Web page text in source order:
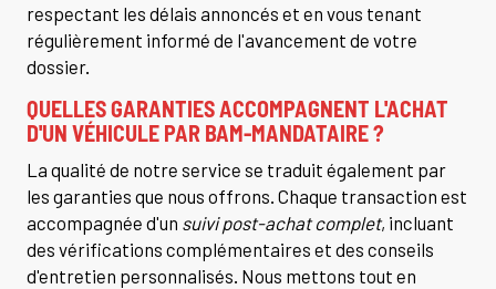
respectant les délais annoncés et en vous tenant
régulièrement informé de l'avancement de votre
dossier.
QUELLES GARANTIES ACCOMPAGNENT L'ACHAT
D'UN VÉHICULE PAR BAM-MANDATAIRE ?
La qualité de notre service se traduit également par
les garanties que nous offrons. Chaque transaction est
accompagnée d'un suivi post-achat complet, incluant
des vérifications complémentaires et des conseils
d'entretien personnalisés. Nous mettons tout en